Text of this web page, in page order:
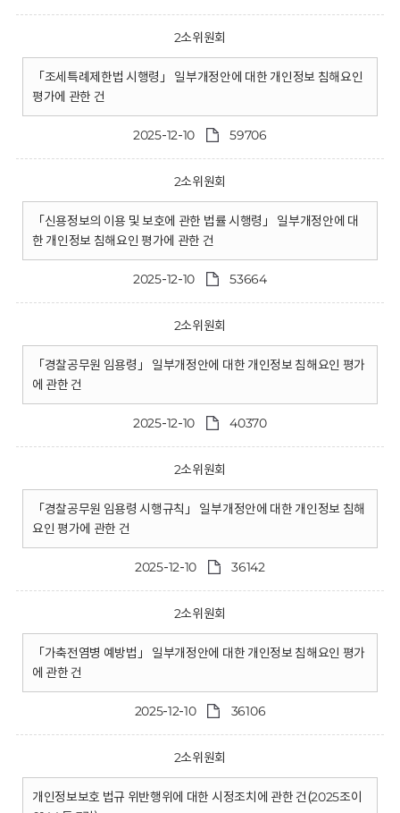
2소위원회
「조세특례제한법 시행령」 일부개정안에 대한 개인정보 침해요인
평가에 관한 건
2025-12-10 59706
2소위원회
「신용정보의 이용 및 보호에 관한 법률 시행령」 일부개정안에 대
한 개인정보 침해요인 평가에 관한 건
2025-12-10 53664
2소위원회
「경찰공무원 임용령」 일부개정안에 대한 개인정보 침해요인 평가
에 관한 건
2025-12-10 40370
2소위원회
「경찰공무원 임용령 시행규칙」 일부개정안에 대한 개인정보 침해
요인 평가에 관한 건
2025-12-10 36142
2소위원회
「가축전염병 예방법」 일부개정안에 대한 개인정보 침해요인 평가
에 관한 건
2025-12-10 36106
2소위원회
개인정보보호 법규 위반행위에 대한 시정조치에 관한 건(2025조이